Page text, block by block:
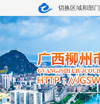
切换区域和部门